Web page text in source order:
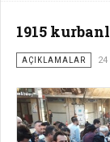
1915
AÇIKLAMALAR 24